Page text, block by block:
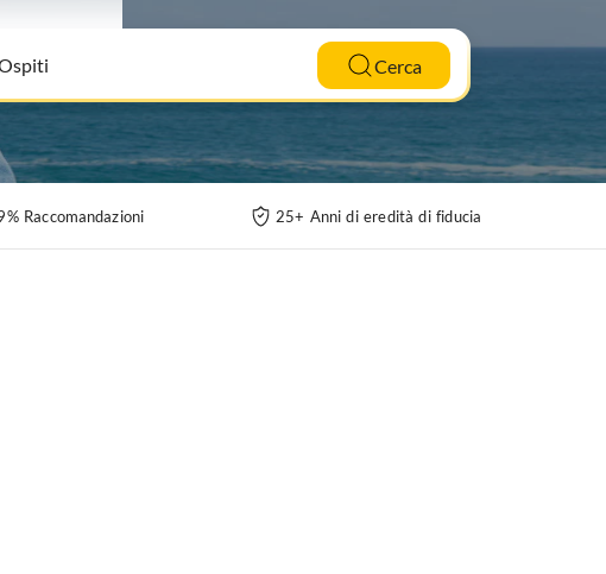
Cerca
Raccomandazioni 25+ Anni di eredità di fiducia